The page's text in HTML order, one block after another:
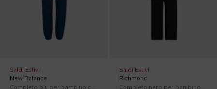
Saldi Estivi
New Balance
Completo blu per bambino con logo
Saldi Estivi
Richmond
Completo nero per bambino con logo